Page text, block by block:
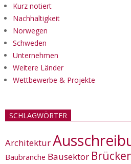
Kurz notiert
Nachhaltigkeit
Norwegen
Schweden
Unternehmen
Weitere Länder
Wettbewerbe & Projekte
SCHLAGWÖRTER
Architektur
Baubranche Bausektor